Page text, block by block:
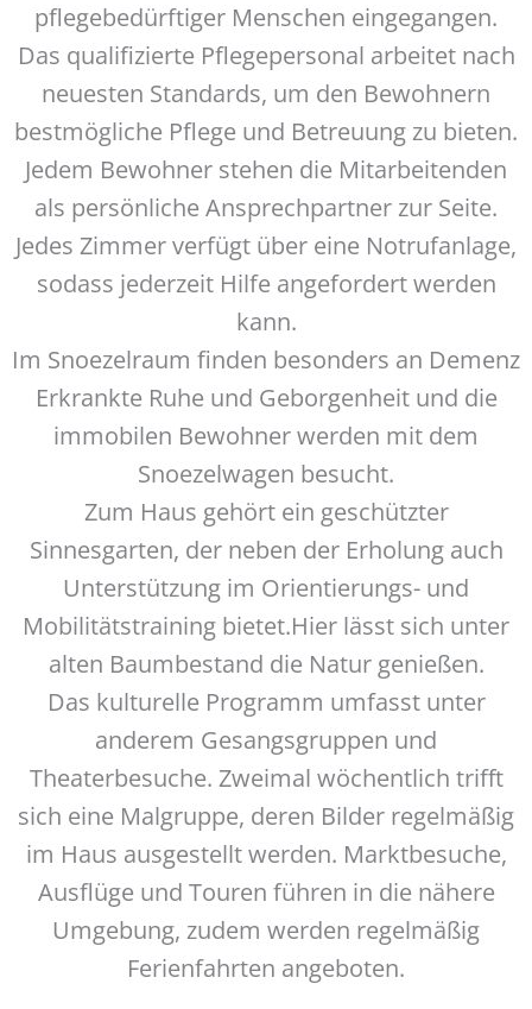
pflegebedürftiger Menschen eingegangen.
Das qualifizierte Pflegepersonal arbeitet nach
neuesten Standards, um den Bewohnern
bestmögliche Pflege und Betreuung zu bieten.
Jedem Bewohner stehen die Mitarbeitenden
als persönliche Ansprechpartner zur Seite.
Jedes Zimmer verfügt über eine Notrufanlage,
sodass jederzeit Hilfe angefordert werden
kann.
Im Snoezelraum finden besonders an Demenz
Erkrankte Ruhe und Geborgenheit und die
immobilen Bewohner werden mit dem
Snoezelwagen besucht.
Zum Haus gehört ein geschützter
Sinnesgarten, der neben der Erholung auch
Unterstützung im Orientierungs- und
Mobilitätstraining bietet.Hier lässt sich unter
alten Baumbestand die Natur genießen.
Das kulturelle Programm umfasst unter
anderem Gesangsgruppen und
Theaterbesuche. Zweimal wöchentlich trifft
sich eine Malgruppe, deren Bilder regelmäßig
im Haus ausgestellt werden. Marktbesuche,
Ausflüge und Touren führen in die nähere
Umgebung, zudem werden regelmäßig
Ferienfahrten angeboten.